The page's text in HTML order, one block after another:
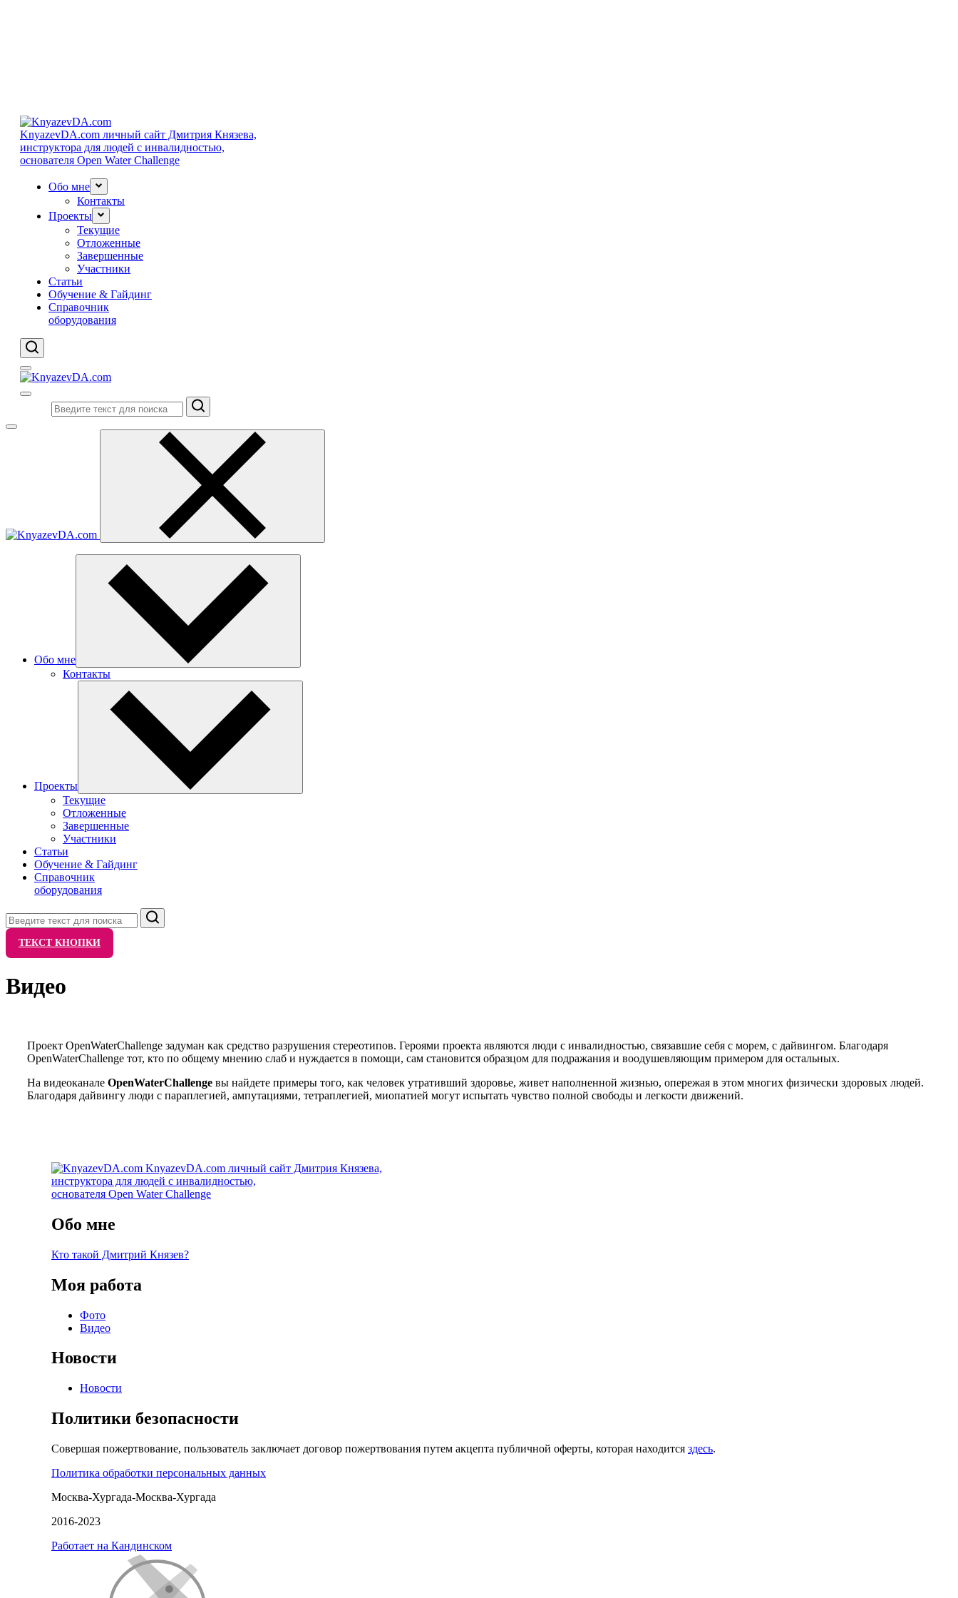
KnyazevDA.com личный сайт Дмитрия Князева,
инструктора для людей с инвалидностью,
основателя Open Water Challenge
Обо мне
Контакты
Проекты
Текущие
Отложенные
Завершенные
Участники
Статьи
Обучение & Гайдинг
Справочник
оборудования
Поиск
Обо мне
Контакты
Проекты
Текущие
Отложенные
Завершенные
Участники
Статьи
Обучение & Гайдинг
Справочник
оборудования
Поиск
ТЕКСТ КНОПКИ
Видео
Проект OpenWaterChallenge задуман как средство разрушения стереотипов. Героями проекта являются люди с инвалидностью, связавшие себя с морем, с дайвингом. Благодаря
OpenWaterChallenge тот, кто по общему мнению слаб и нуждается в помощи, сам становится образцом для подражания и воодушевляющим примером для остальных.
На видеоканале OpenWaterChallenge вы найдете примеры того, как человек утративший здоровье, живет наполненной жизнью, опережая в этом многих физически здоровых людей.
Благодаря дайвингу люди с параплегией, ампутациями, тетраплегией, миопатией могут испытать чувство полной свободы и легкости движений.
KnyazevDA.com личный сайт Дмитрия Князева,
инструктора для людей с инвалидностью,
основателя Open Water Challenge
Обо мне
Кто такой Дмитрий Князев?
Моя работа
Фото
Видео
Новости
Новости
Политики безопасности
Совершая пожертвование, пользователь заключает договор пожертвования путем акцепта публичной оферты, которая находится здесь.
Политика обработки персональных данных
Москва-Хургада-Москва-Хургада
2016-2023
Работает на Кандинском